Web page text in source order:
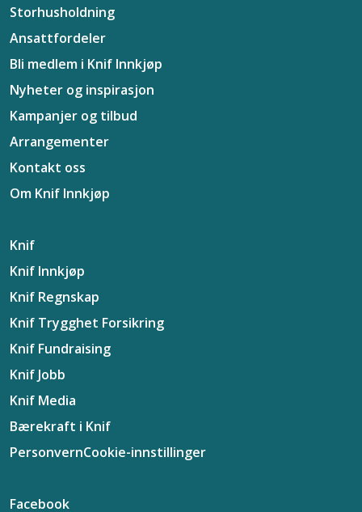
Storhusholdning
Ansattfordeler
Bli medlem i Knif Innkjøp
Nyheter og inspirasjon
Kampanjer og tilbud
Arrangementer
Kontakt oss
Om Knif Innkjøp
Knif
Knif Innkjøp
Knif Regnskap
Knif Trygghet Forsikring
Knif Fundraising
Knif Jobb
Knif Media
Bærekraft i Knif
PersonvernCookie-innstillinger
Facebook